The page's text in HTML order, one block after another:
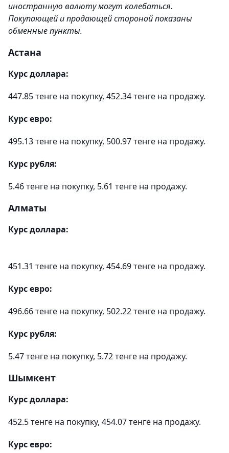
иностранную валюту могут колебаться.
Покупающей и продающей стороной показаны
обменные пункты.
Астана
Курс доллара:
447.85 тенге на покупку, 452.34 тенге на продажу.
Курс евро:
495.13 тенге на покупку, 500.97 тенге на продажу.
Курс рубля:
5.46 тенге на покупку, 5.61 тенге на продажу.
Алматы
Курс доллара:
451.31 тенге на покупку, 454.69 тенге на продажу.
Курс евро:
496.66 тенге на покупку, 502.22 тенге на продажу.
Курс рубля:
5.47 тенге на покупку, 5.72 тенге на продажу.
Шымкент
Курс доллара:
452.5 тенге на покупку, 454.07 тенге на продажу.
Курс евро: